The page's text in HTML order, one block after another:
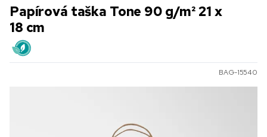
Papírová taška Tone 90 g/m² 21 x
18 cm
BAG-15540